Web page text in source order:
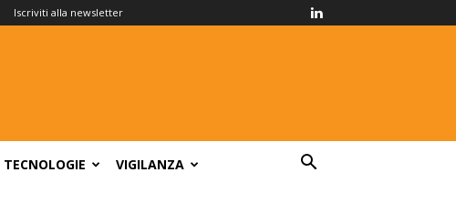
Iscriviti alla newsletter
TECNOLOGIE VIGILANZA